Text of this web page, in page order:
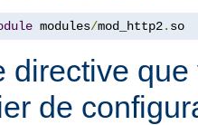
modules/mod_http2. so
directive
de